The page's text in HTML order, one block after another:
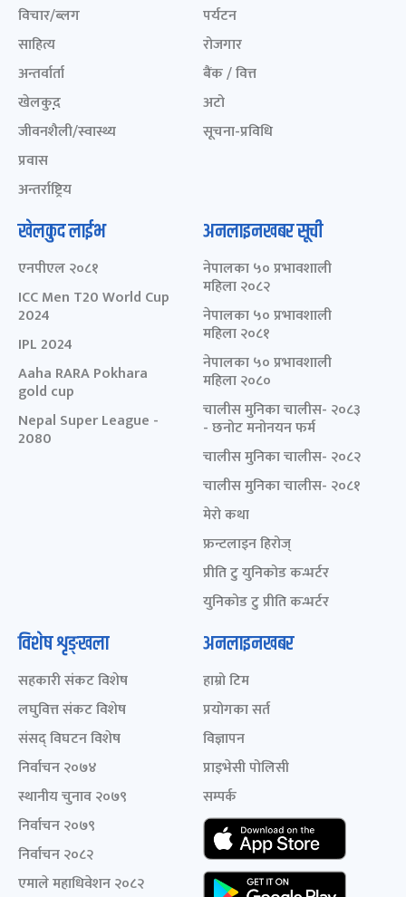
विचार/ब्लग
साहित्य
अन्तर्वार्ता
खेलकुद़़
जीवनशैली/स्वास्थ्य
प्रवास
अन्तर्राष्ट्रिय
पर्यटन
रोजगार
बैंक / वित्त
अटो
सूचना-प्रविधि
खेलकुद लाईभ
एनपीएल २०८१
ICC Men T20 World Cup
2024
IPL 2024
Aaha RARA Pokhara
gold cup
Nepal Super League -
2080
अनलाइनखबर सूची
नेपालका ५० प्रभावशाली
महिला २०८२
नेपालका ५० प्रभावशाली
महिला २०८१
नेपालका ५० प्रभावशाली
महिला २०८०
चालीस मुनिका चालीस- २०८३
- छनोट मनोनयन फर्म
चालीस मुनिका चालीस- २०८२
चालीस मुनिका चालीस- २०८१
मेरो कथा
फ्रन्टलाइन हिरोज्
प्रीति टु युनिकोड कन्भर्टर
युनिकोड टु प्रीति कन्भर्टर
विशेष शृङ्खला
सहकारी संकट विशेष
लघुवित्त संकट विशेष
संसद् विघटन विशेष
निर्वाचन २०७४
स्थानीय चुनाव २०७९
निर्वाचन २०७९
निर्वाचन २०८२
एमाले महाधिवेशन २०८२
अनलाइनखबर
हाम्रो टिम
प्रयोगका सर्त
विज्ञापन
प्राइभेसी पोलिसी
सम्पर्क